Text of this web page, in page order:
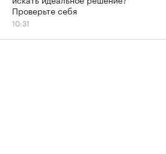
Проверьте себя
10:31